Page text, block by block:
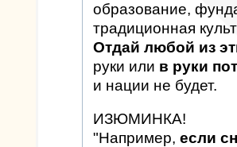
образование,
традиционная
Отдай любой из
руки или в руки
и нации не будет.
ИЗЮМИНКА!
"Например, если